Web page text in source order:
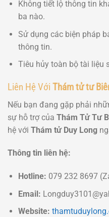
Không tiết lộ thông tin
ba nào.
Sử dụng các biện pháp
thông tin.
Tiêu hủy toàn bộ tài liệu
Liên Hệ Với Thám tử tư
Nếu bạn đang gặp phải
sự hỗ trợ của Thám Tử Tư
hệ với Thám tử Duy Long
Thông tin liên hệ:
Hotline: 079 232 8697
Email:
Website: